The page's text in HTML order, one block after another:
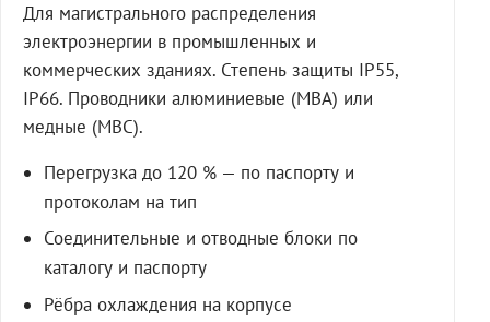
Для магистрального распределения
электроэнергии в промышленных и
коммерческих зданиях. Степень защиты IP55,
IP66. Проводники алюминиевые (МВА) или
медные (МВС).
Перегрузка до 120 % — по паспорту и
протоколам на тип
Соединительные и отводные блоки по
каталогу и паспорту
Рёбра охлаждения на корпусе